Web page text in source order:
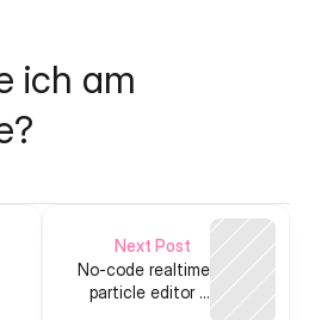
ich am
Next Post
No-code realtime
particle editor +